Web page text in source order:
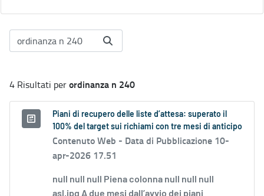
4 Risultati perordinanza n 240
Piani di recupero delle liste d’attesa: superato il
100% del target sui richiami con tre mesi di anticipo
Contenuto Web - Data di Pubblicazione 10-
apr-2026 17.51
null null null Piena colonna null null null
asl.jpg A due mesi dall’avvio dei piani